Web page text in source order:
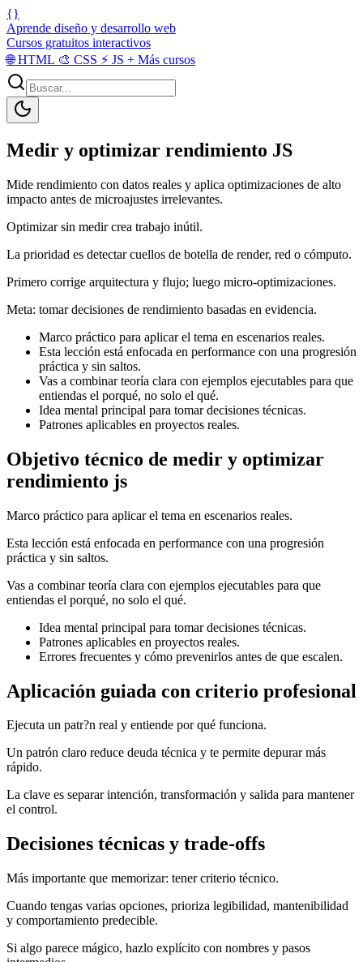
{}
Aprende diseño y desarrollo web
Cursos gratuitos interactivos
🌐HTML 🎨 CSS ⚡ JS + Más cursos
Medir y optimizar rendimiento JS
Mide rendimiento con datos reales y aplica optimizaciones de alto
impacto antes de microajustes irrelevantes.
Optimizar sin medir crea trabajo inútil.
La prioridad es detectar cuellos de botella de render, red o cómputo.
Primero corrige arquitectura y flujo; luego micro-optimizaciones.
Meta: tomar decisiones de rendimiento basadas en evidencia.
Marco práctico para aplicar el tema en escenarios reales.
Esta lección está enfocada en performance con una progresión
práctica y sin saltos.
Vas a combinar teoría clara con ejemplos ejecutables para que
entiendas el porqué, no solo el qué.
Idea mental principal para tomar decisiones técnicas.
Patrones aplicables en proyectos reales.
Objetivo técnico de medir y optimizar
rendimiento js
Marco práctico para aplicar el tema en escenarios reales.
Esta lección está enfocada en performance con una progresión
práctica y sin saltos.
Vas a combinar teoría clara con ejemplos ejecutables para que
entiendas el porqué, no solo el qué.
Idea mental principal para tomar decisiones técnicas.
Patrones aplicables en proyectos reales.
Errores frecuentes y cómo prevenirlos antes de que escalen.
Aplicación guiada con criterio profesional
Ejecuta un patr?n real y entiende por qué funciona.
Un patrón claro reduce deuda técnica y te permite depurar más
rápido.
La clave es separar intención, transformación y salida para mantener
el control.
Decisiones técnicas y trade-offs
Más importante que memorizar: tener criterio técnico.
Cuando tengas varias opciones, prioriza legibilidad, mantenibilidad
y comportamiento predecible.
Si algo parece mágico, hazlo explícito con nombres y pasos